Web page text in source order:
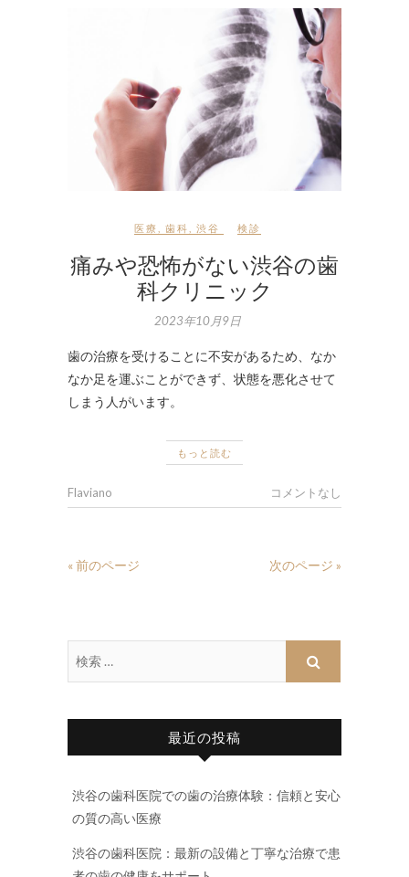
医療 歯科 渋谷 検診
痛みや恐怖がない渋谷の歯
科クリニック
2023年10月9日
歯の治療を受けることに不安があるため、なか
なか足を運ぶことができず、状態を悪化させて
しまう人がいます。
もっと読む
Flaviano コメントなし
« 前のページ 次のページ »
最近の投稿
渋谷の歯科医院での歯の治療体験：信頼と安心
の質の高い医療
渋谷の歯科医院：最新の設備と丁寧な治療で患